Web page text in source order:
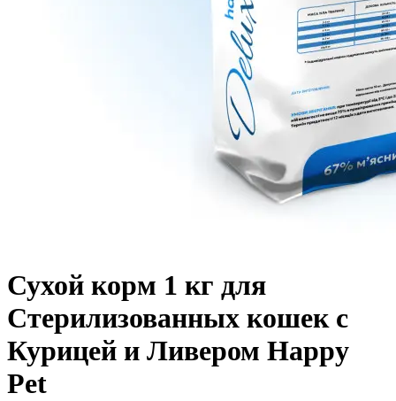
Сухой корм 1 кг для
Стерилизованных кошек с
Курицей и Ливером Happy
Pet